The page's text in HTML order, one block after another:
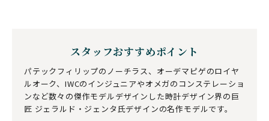
スタッフおすすめポイント
パテックフィリップのノーチラス、オーデマピゲのロイヤ
ルオーク、IWCのインジュニアやオメガのコンステレーショ
ンなど数々の傑作モデルデザインした時計デザイン界の巨
匠 ジェラルド・ジェンタ氏デザインの名作モデルです。